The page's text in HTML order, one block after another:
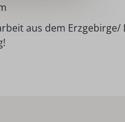
aus dem Erzgebirge/